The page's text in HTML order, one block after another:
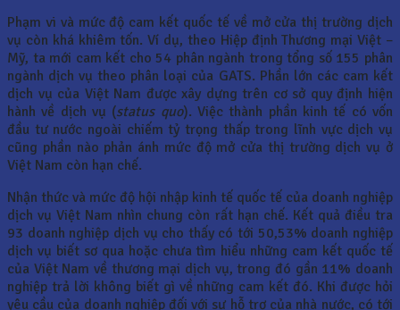
Phạm vi và mức độ cam kết quốc tế về mở cửa thị trường dịch
vụ còn khá khiêm tốn. Ví dụ, theo Hiệp định Thương mại Việt –
Mỹ, ta mới cam kết cho 54 phân ngành trong tổng số 155 phân
ngành dịch vụ theo phân loại của GATS. Phần lớn các cam kết
dịch vụ của Việt Nam được xây dựng trên cơ sở quy định hiện
hành về dịch vụ (status quo). Việc thành phần kinh tế có vốn
đầu tư nước ngoài chiếm tỷ trọng thấp trong lĩnh vực dịch vụ
cũng phần nào phản ánh mức độ mở cửa thị trường dịch vụ ở
Việt Nam còn hạn chế.
Nhận thức và mức độ hội nhập kinh tế quốc tế của doanh nghiệp
dịch vụ Việt Nam nhìn chung còn rất hạn chế. Kết quả điều tra
93 doanh nghiệp dịch vụ cho thấy có tới 50,53% doanh nghiệp
dịch vụ biết sơ qua hoặc chưa tìm hiểu những cam kết quốc tế
của Việt Nam về thương mại dịch vụ, trong đó gần 11% doanh
nghiệp trả lời không biết gì về những cam kết đó. Khi được hỏi
yêu cầu của doanh nghiệp đối với sự hỗ trợ của nhà nước, có tới